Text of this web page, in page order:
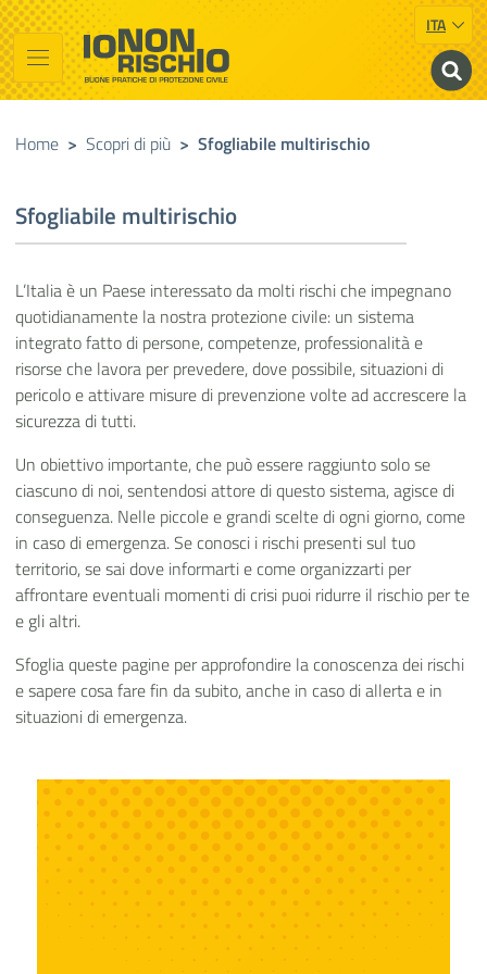
Vai al contenuto principale
Raggiungi il piè di pagina ITA
Io non rischio
Buone pratiche di Protezione Civile
Home > Scopri di più > Sfogliabile multirischio
Sfogliabile multirischio
L’Italia è un Paese interessato da molti rischi che impegnano
quotidianamente la nostra protezione civile: un sistema
integrato fatto di persone, competenze, professionalità e
risorse che lavora per prevedere, dove possibile, situazioni di
pericolo e attivare misure di prevenzione volte ad accrescere la
sicurezza di tutti.
Un obiettivo importante, che può essere raggiunto solo se
ciascuno di noi, sentendosi attore di questo sistema, agisce di
conseguenza. Nelle piccole e grandi scelte di ogni giorno, come
in caso di emergenza. Se conosci i rischi presenti sul tuo
territorio, se sai dove informarti e come organizzarti per
affrontare eventuali momenti di crisi puoi ridurre il rischio per te
e gli altri.
Sfoglia queste pagine per approfondire la conoscenza dei rischi
e sapere cosa fare fin da subito, anche in caso di allerta e in
situazioni di emergenza.